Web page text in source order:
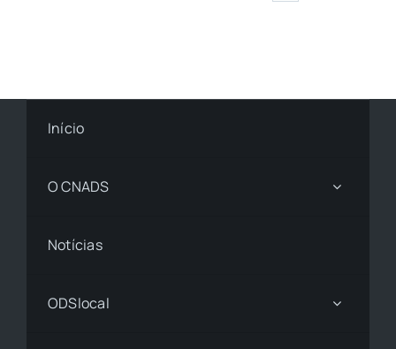
Início
O CNADS
Notícias
ODSlocal